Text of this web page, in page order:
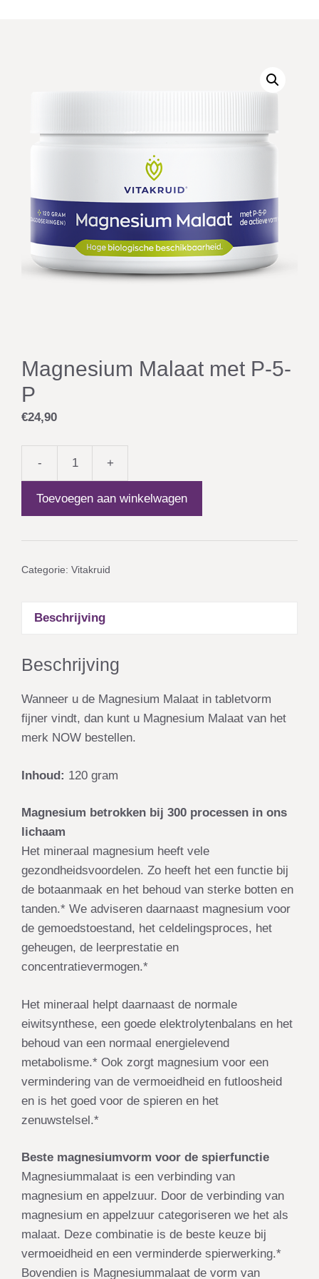
Magnesium Malaat met P-5-
P
€24,90
-
Malaat
+
Toevoegen aan winkelwagen
Categorie: Vitakruid
Beschrijving
Beschrijving
Wanneer u de Magnesium Malaat in tabletvorm
fijner vindt, dan kunt u Magnesium Malaat van het
merk NOW bestellen.
Inhoud: 120 gram
Magnesium betrokken bij 300 processen in ons
lichaam
Het mineraal magnesium heeft vele
gezondheidsvoordelen. Zo heeft het een functie bij
de botaanmaak en het behoud van sterke botten en
tanden.* We adviseren daarnaast magnesium voor
de gemoedstoestand, het celdelingsproces, het
geheugen, de leerprestatie en
concentratievermogen.*
Het mineraal helpt daarnaast de normale
eiwitsynthese, een goede elektrolytenbalans en het
behoud van een normaal energielevend
metabolisme.* Ook zorgt magnesium voor een
vermindering van de vermoeidheid en futloosheid
en is het goed voor de spieren en het
zenuwstelsel.*
Beste magnesiumvorm voor de spierfunctie
Magnesiummalaat is een verbinding van
magnesium en appelzuur. Door de verbinding van
magnesium en appelzuur categoriseren we het als
malaat. Deze combinatie is de beste keuze bij
vermoeidheid en een verminderde spierwerking.*
Bovendien is Magnesiummalaat de vorm van